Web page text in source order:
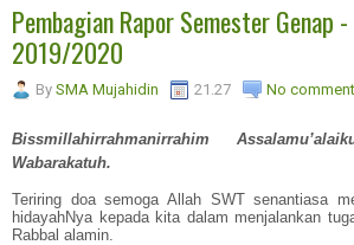
Pembagian Rapor Semester Genap
2019/2020
By SMA Mujahidin 21.27 No
Bissmillahirrahmanirrahim
Wabarakatuh.
Teriring doa semoga Allah SWT senantiasa
hidayahNya kepada kita dalam menjalankan
Rabbal alamin.